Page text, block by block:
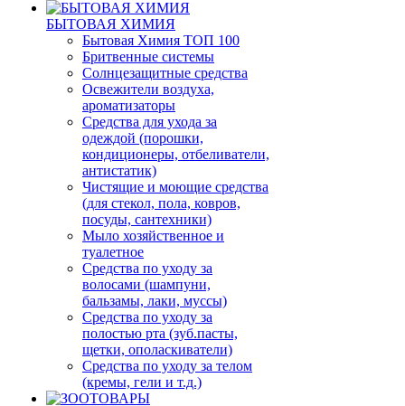
БЫТОВАЯ ХИМИЯ
Бытовая Химия ТОП 100
Бритвенные системы
Солнцезащитные средства
Освежители воздуха,
ароматизаторы
Средства для ухода за
одеждой (порошки,
кондиционеры, отбеливатели,
антистатик)
Чистящие и моющие средства
(для стекол, пола, ковров,
посуды, сантехники)
Мыло хозяйственное и
туалетное
Средства по уходу за
волосами (шампуни,
бальзамы, лаки, муссы)
Средства по уходу за
полостью рта (зуб.пасты,
щетки, ополаскиватели)
Средства по уходу за телом
(кремы, гели и т.д.)